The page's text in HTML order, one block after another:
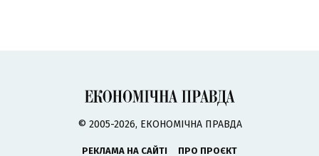
© 2005-2026, ЕКОНОМІЧНА ПРАВДА
РЕКЛАМА НА САЙТІ
ПРО ПРОЄКТ